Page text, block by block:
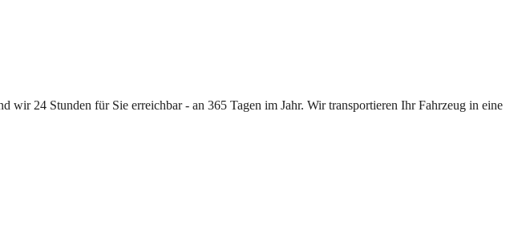
wir 24 Stunden für Sie erreichbar - an 365 Tagen im Jahr. Wir transportieren Ihr Fahrzeug in eine